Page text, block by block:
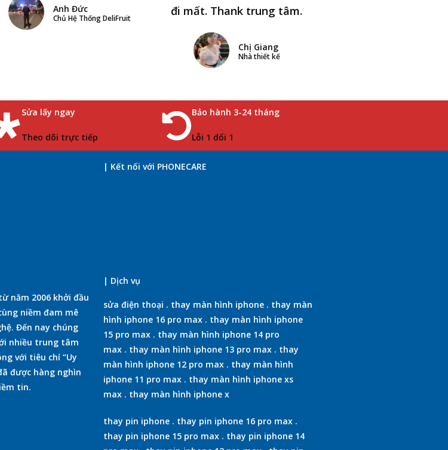
Anh Đức
Chủ Hệ Thống DeliFruit
đi mất. Thank trung tâm.
Chị Giang
Nhà thiết kế
Sửa lấy ngay
Theo dõi trực tiếp
Bảo hành 3-24 tháng
Lỗi 1 đổi 1
năm 2006 khởi đầu
niềm đam mê
Đến nay chúng
nhiều trung tâm
với tiêu chí “Uy
được hàng nghìn
tin.
| Kết nối với PHONECARE
| Dịch vụ
sửa điện thoại . thay màn hình iphone. thay màn
hình iphone 16 pro max. thay màn hình iphone
15 pro max. thay màn hình iphone 14 pro
max. thay màn hình iphone 13 pro max. thay
màn hình iphone 12 pro max. thay màn hình
iphone 11 pro max. thay màn hình iphone xs
max. thay màn hình iphone x
thay pin iphone. thay pin iphone 16 pro max.
thay pin iphone 15 pro max. thay pin iphone 14